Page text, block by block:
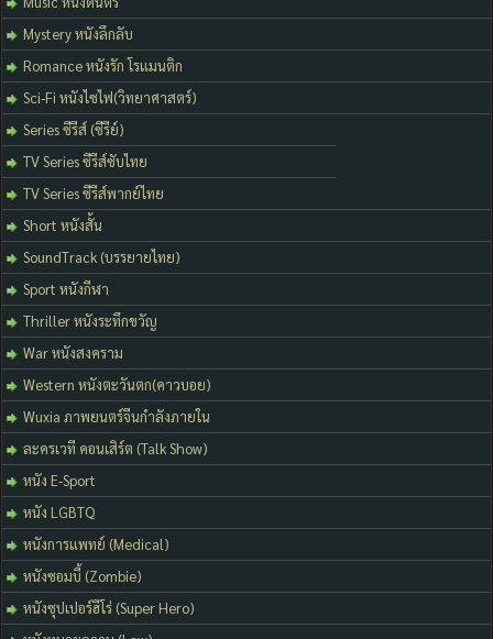
Mystery หนังลึกลับ
Romance หนังรัก โรแมนติก
Sci-Fi หนังไซไฟ(วิทยาศาสตร์)
Series ซีรีส์ (ซีรีย์)
TV Series ซีรีส์ซับไทย
TV Series ซีรีส์พากย์ไทย
Short หนังสั้น
SoundTrack (บรรยายไทย)
Sport หนังกีฬา
Thriller หนังระทึกขวัญ
War หนังสงคราม
Western หนังตะวันตก(คาวบอย)
Wuxia ภาพยนตร์จีนกำลังภายใน
ละครเวที คอนเสิร์ต (Talk Show)
หนัง E-Sport
หนัง LGBTQ
หนังการแพทย์ (Medical)
หนังซอมบี้ (Zombie)
หนังซุปเปอร์ฮีโร่ (Super Hero)